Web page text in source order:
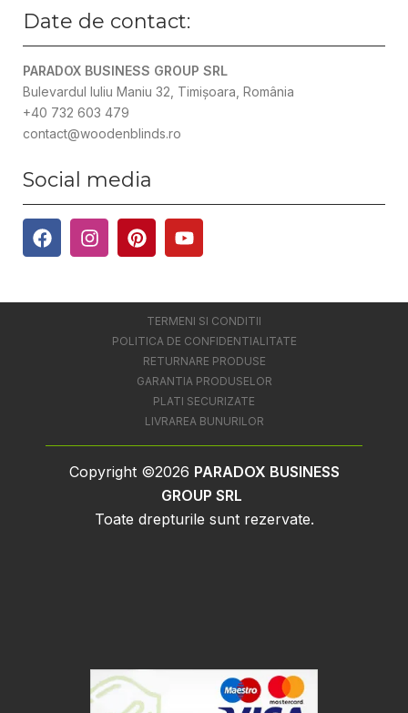
Date de contact:
PARADOX BUSINESS GROUP SRL
Bulevardul Iuliu Maniu 32, Timișoara, România
+40 732 603 479
contact@woodenblinds.ro
Social media
TERMENI SI CONDITII
POLITICA DE CONFIDENTIALITATE
RETURNARE PRODUSE
GARANTIA PRODUSELOR
PLATI SECURIZATE
LIVRAREA BUNURILOR
Copyright ©2026 PARADOX BUSINESS
GROUP SRL
Toate drepturile sunt rezervate.